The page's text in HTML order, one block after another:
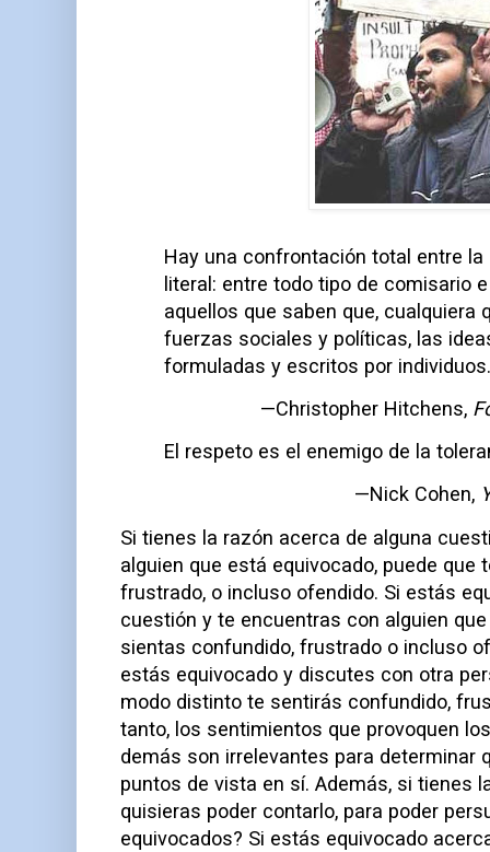
Hay una confrontación total entre
literal: entre todo tipo de comisario
aquellos que saben que, cualquiera
fuerzas sociales y políticas, las
formuladas y escritos por individuos.
—Christopher Hitchens,
El respeto es el enemigo de la
—Nick Cohen,
Si tienes la razón acerca de alguna
alguien que está equivocado, puede que
frustrado, o incluso ofendido. Si estás
cuestión y te encuentras con alguien
sientas confundido, frustrado o incluso
estás equivocado y discutes con otra
modo distinto te sentirás confundido,
tanto, los sentimientos que provoquen
demás son irrelevantes para determinar
puntos de vista en sí. Además, si tienes
quisieras poder contarlo, para poder
equivocados? Si estás equivocado